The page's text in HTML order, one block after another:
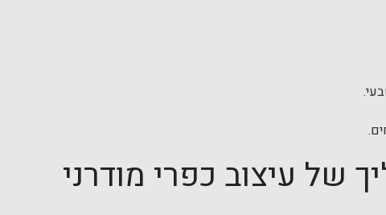
של עיצוב כפרי מודרני